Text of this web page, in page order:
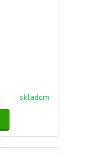
skladom